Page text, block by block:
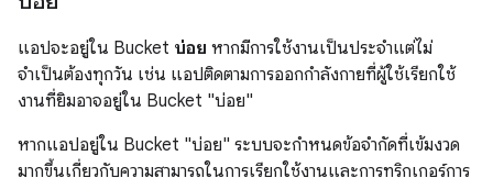
แอปจะอยู่ใน Bucket บ่อย หากมีการใช้งานเป็นประจำแต่ไม่
จำเป็นต้องทุกวัน เช่น แอปติดตามการออกกำลังกายที่ผู้ใช้เรียกใช้
งานที่ยิมอาจอยู่ใน Bucket "บ่อย"
หากแอปอยู่ใน Bucket "บ่อย" ระบบจะกำหนดข้อจำกัดที่เข้มงวด
มากขึ้นเกี่ยวกับความสามารถในการเรียกใช้งานและการทริกเกอร์การ